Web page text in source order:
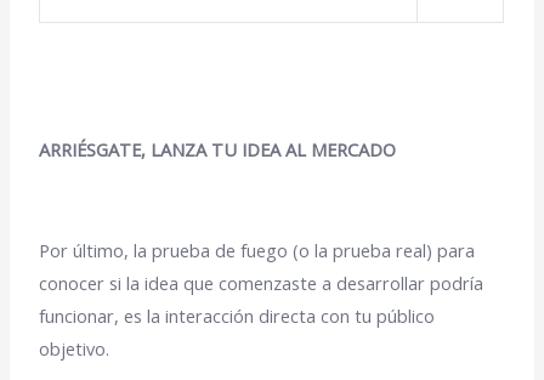
ARRIÉSGATE, LANZA TU IDEA AL MERCADO
Por último, la prueba de fuego (o la prueba real) para
conocer si la idea que comenzaste a desarrollar podría
funcionar, es la interacción directa con tu público
objetivo.